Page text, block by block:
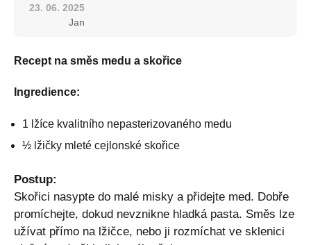
23. 06. 2025
Jan
Recept na směs medu a skořice
Ingredience:
1 lžíce kvalitního nepasterizovaného medu
½ lžičky mleté cejlonské skořice
Postup:
Skořici nasypte do malé misky a přidejte med. Dobře
promíchejte, dokud nevznikne hladká pasta. Směs lze
užívat přímo na lžičce, nebo ji rozmíchat ve sklenici